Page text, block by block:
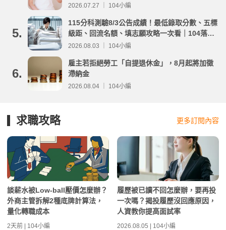
2026.07.27 ｜ 104小編
5.
115分科測驗8/3公告成績！最低錄取分數、五標
級距、回流名額、填志願攻略一次看｜104落點
分析
2026.08.03 ｜ 104小編
6.
雇主若拒絕勞工「自提退休金」，8月起將加徵
滯納金
2026.08.04 ｜ 104小編
求職攻略 更多訂閱內容
談薪水被Low-ball壓價怎麼辦？
外商主管拆解2種底牌計算法，
量化轉職成本
2天前 | 104小編
履歷被已讀不回怎麼辦，要再投
一次嗎？揭投履歷沒回應原因，
人資教你提高面試率
2026.08.05 | 104小編